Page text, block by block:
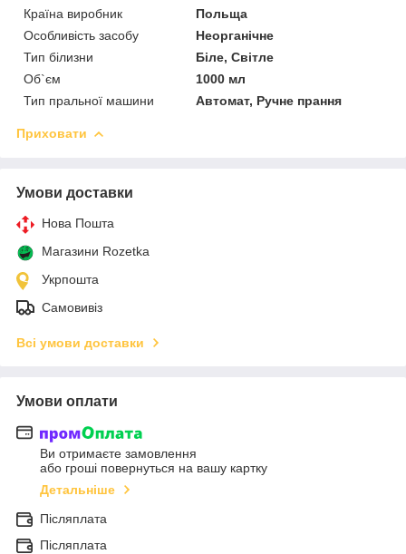
Країна виробник
Польща
Особливість засобу
Неорганічне
Тип білизни
Біле, Світле
Об`єм
1000 мл
Тип пральної машини
Автомат, Ручне прання
Приховати
Умови доставки
Нова Пошта
Магазини Rozetka
Укрпошта
Самовивіз
Всі умови доставки
Умови оплати
Ви отримаєте замовлення
або гроші повернуться на вашу картку
Детальніше
Післяплата
Післяплата